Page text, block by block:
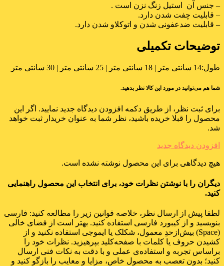
– جنس آن استیل زنگ نزن است .
– قابلیت چفت شدن دارد.
– قابلیت ضدعفونی شدن و اتوکلاو شدن دارد.
توضیحات تکمیلی
طول:14 سانتی متر | 18 سانتی متر | 25 سانتی متر | 30 سانتی متر
شما هم می‌توانید در مورد این کالا نظر بدهید.
برای ثبت نظر، از طریق دکمه افزودن دیدگاه جدید نمایید. اگر این
محصول را قبلا خریده باشید، نظر شما به عنوان خریدار ثبت خواهد
شد.
افزودن دیدگاه جدید
هیچ دیدگاهی برای این محصول نوشته نشده است.
دیگران را با نوشتن نظرات خود، برای انتخاب این محصول راهنمایی
کنید.
لطفا پیش از ارسال نظر، خلاصه قوانین زیر را مطالعه کنید: فارسی
بنویسید و از کیبورد فارسی استفاده کنید. بهتر است از فضای خالی
(Space) بیش‌از‌حدِ معمول، شکلک یا ایموجی استفاده نکنید و از
کشیدن حروف یا کلمات با صفحه‌کلید بپرهیزید. نظرات خود را
براساس تجربه و استفاده‌ی عملی و با دقت به نکات فنی ارسال
کنید؛ بدون تعصب به محصول خاص، مزایا و معایب را بازگو کنید و